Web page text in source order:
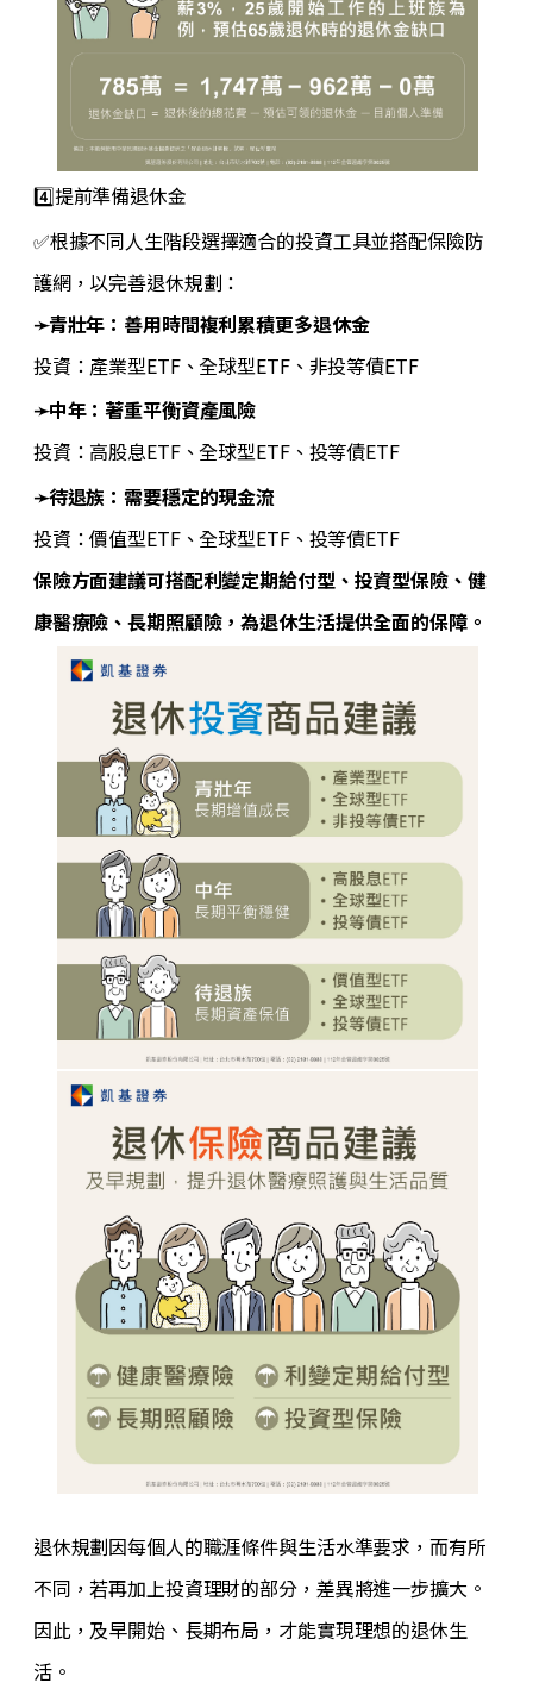
4️⃣提前準備退休金
✅根據不同人生階段選擇適合的投資工具並搭配保險防
護網，以完善退休規劃：
➛青壯年：善用時間複利累積更多退休金
投資：產業型ETF、全球型ETF、非投等債ETF
➛中年：著重平衡資產風險
投資：高股息ETF、全球型ETF、投等債ETF
➛待退族：需要穩定的現金流
投資：價值型ETF、全球型ETF、投等債ETF
保險方面建議可搭配利變定期給付型、投資型保險、健
康醫療險、長期照顧險，為退休生活提供全面的保障。
退休規劃因每個人的職涯條件與生活水準要求，而有所
不同，若再加上投資理財的部分，差異將進一步擴大。
因此，及早開始、長期布局，才能實現理想的退休生
活。